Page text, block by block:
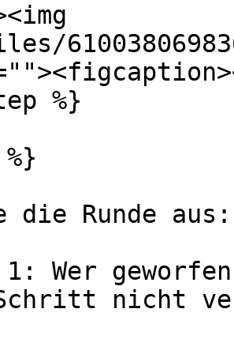
%}
die Runde aus:
Wer
nicht